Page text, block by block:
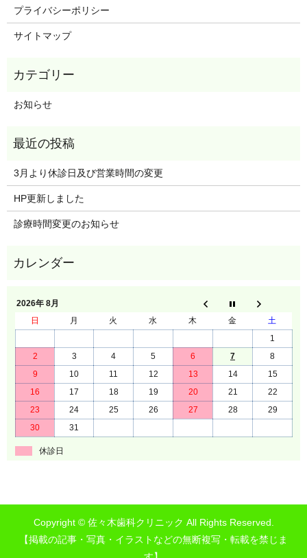
プライバシーポリシー
サイトマップ
お知らせ
3月より休診日及び営業時間の変更
HP更新しました
診療時間変更のお知らせ
2026年 8月
日
月 火 水 木 金
土
1
2
3 4 5 6 7
8
9
10 11 12 13 14
15
16
17 18 19 20 21
22
23
24 25 26 27 28
29
30
31
休診日
Copyright © 佐々木歯科クリニック All Rights Reserved.
【掲載の記事・写真・イラストなどの無断複写・転載を禁じま